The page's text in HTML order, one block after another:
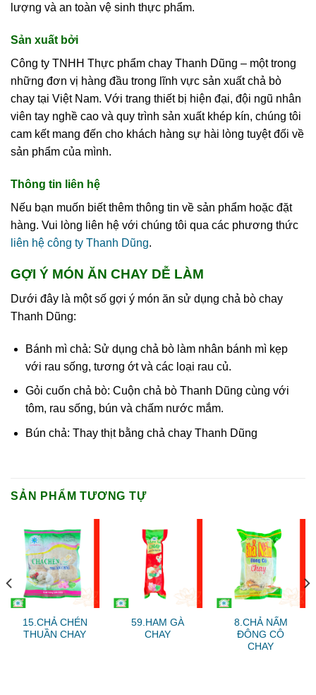
lượng và an toàn vệ sinh thực phẩm.
Sản xuất bởi
Công ty TNHH Thực phẩm chay Thanh Dũng – một trong
những đơn vị hàng đầu trong lĩnh vực sản xuất chả bò
chay tại Việt Nam. Với trang thiết bị hiện đại, đội ngũ nhân
viên tay nghề cao và quy trình sản xuất khép kín, chúng tôi
cam kết mang đến cho khách hàng sự hài lòng tuyệt đối về
sản phẩm của mình.
Thông tin liên hệ
Nếu bạn muốn biết thêm thông tin về sản phẩm hoặc đặt
hàng. Vui lòng liên hệ với chúng tôi qua các phương thức
liên hệ công ty Thanh Dũng.
GỢI Ý MÓN ĂN CHAY DỄ LÀM
Dưới đây là một số gợi ý món ăn sử dụng chả bò chay
Thanh Dũng:
Bánh mì chả: Sử dụng chả bò làm nhân bánh mì kẹp
với rau sống, tương ớt và các loại rau củ.
Gỏi cuốn chả bò: Cuộn chả bò Thanh Dũng cùng với
tôm, rau sống, bún và chấm nước mắm.
Bún chả: Thay thịt bằng chả chay Thanh Dũng
SẢN PHẨM TƯƠNG TỰ
15.CHẢ CHÉN
THUẦN CHAY
59.HAM GÀ
CHAY
8.CHẢ NẤM
ĐÔNG CÔ
CHAY